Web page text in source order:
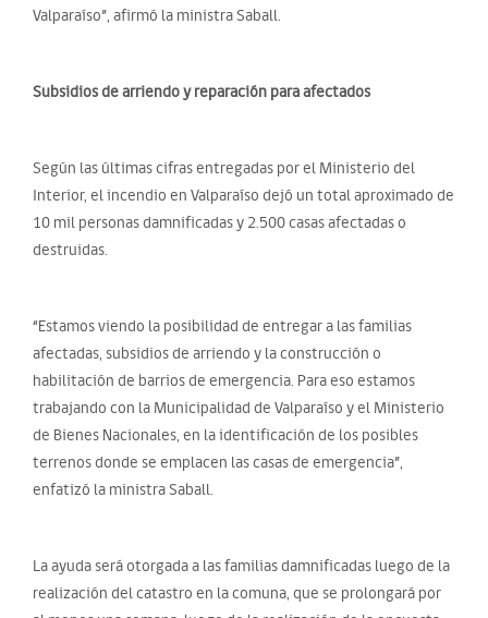
Valparaíso”, afirmó la ministra Saball.
Subsidios de arriendo y reparación para afectados
Según las últimas cifras entregadas por el Ministerio del
Interior, el incendio en Valparaíso dejó un total aproximado de
10 mil personas damnificadas y 2.500 casas afectadas o
destruidas.
“Estamos viendo la posibilidad de entregar a las familias
afectadas, subsidios de arriendo y la construcción o
habilitación de barrios de emergencia. Para eso estamos
trabajando con la Municipalidad de Valparaíso y el Ministerio
de Bienes Nacionales, en la identificación de los posibles
terrenos donde se emplacen las casas de emergencia”,
enfatizó la ministra Saball.
La ayuda será otorgada a las familias damnificadas luego de la
realización del catastro en la comuna, que se prolongará por